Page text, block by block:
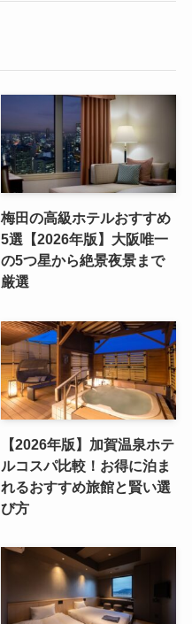
梅田の高級ホテルおすすめ
5選【2026年版】大阪唯一
の5つ星から絶景夜景まで
厳選
【2026年版】加賀温泉ホテ
ルコスパ比較！お得に泊ま
れるおすすめ旅館と賢い選
び方